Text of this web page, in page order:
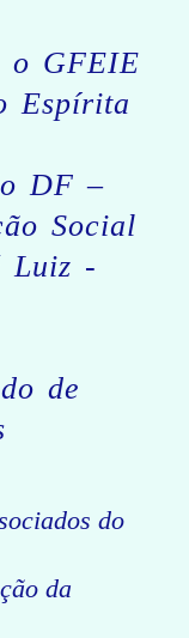
GFEIE
Espírita
DF –
Social
Luiz -
de
do
da